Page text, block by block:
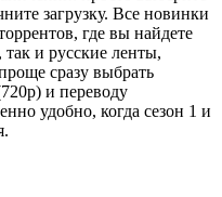
загрузку. Все новинки
где вы найдете
и русские ленты,
сразу выбрать
и переводу
удобно, когда сезон 1 и